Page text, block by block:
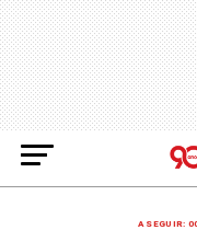
A SEGUIR: